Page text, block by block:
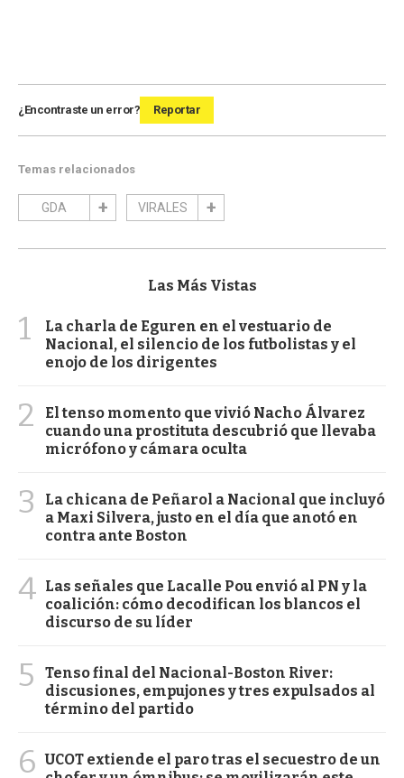
¿Encontraste un error? Reportar
Temas relacionados
GDA VIRALES
Las Más Vistas
1
La charla de Eguren en el vestuario de
Nacional, el silencio de los futbolistas y el
enojo de los dirigentes
2
El tenso momento que vivió Nacho Álvarez
cuando una prostituta descubrió que llevaba
micrófono y cámara oculta
3
La chicana de Peñarol a Nacional que incluyó
a Maxi Silvera, justo en el día que anotó en
contra ante Boston
4 Las señales que Lacalle Pou envió al PN y la
coalición: cómo decodifican los blancos el
discurso de su líder
5
Tenso final del Nacional-Boston River:
discusiones, empujones y tres expulsados al
término del partido
6 UCOT extiende el paro tras el secuestro de un